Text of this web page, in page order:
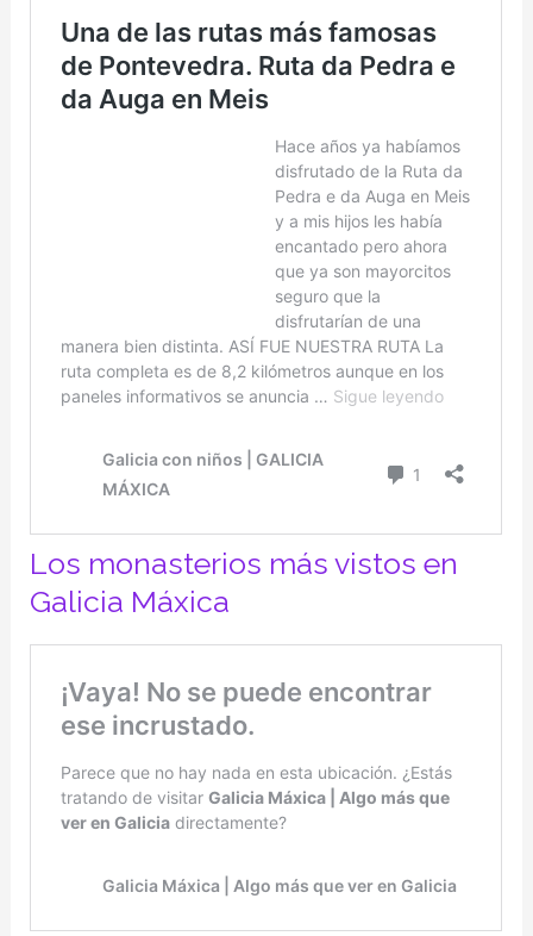
Los monasterios más vistos en
Galicia Máxica